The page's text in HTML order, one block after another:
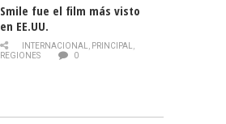
Smile fue el film más visto
en EE.UU.
INTERNACIONAL, PRINCIPAL,
REGIONES
0